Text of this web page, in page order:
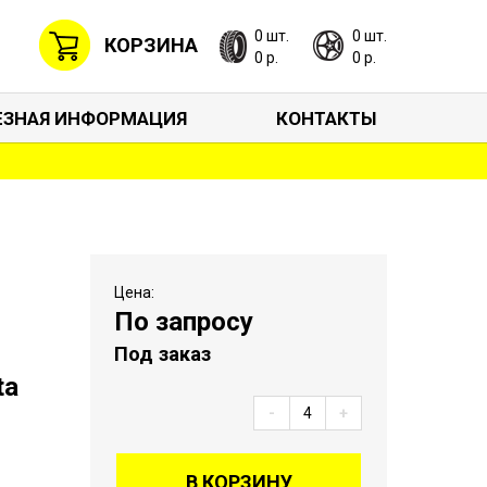
КОРЗИНА
0 шт.
0 р.
0 шт.
0 р.
ИНФОРМАЦИЯ КОНТАКТЫ
Цена:
По запросу
Под заказ
- +
В КОРЗИНУ